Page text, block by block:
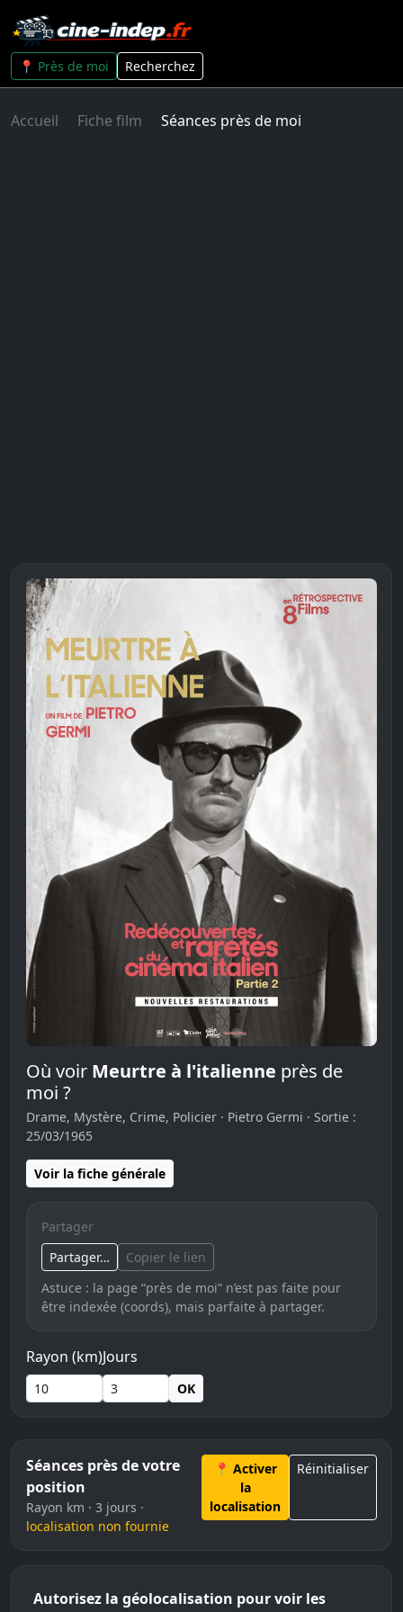
📍 Près de moi Recherchez
Accueil Fiche film Séances près de moi
Où voir Meurtre à l'italienne près de
moi ?
Drame, Mystère, Crime, Policier · Pietro Germi · Sortie :
25/03/1965
Voir la fiche générale
Partager
Partager…
Copier le lien
Astuce : la page “près de moi” n’est pas faite pour
être indexée (coords), mais parfaite à partager.
Rayon (km)Jours
OK
Séances près de votre
position
Rayon km · 3 jours ·
localisation non fournie
📍 Activer
la
localisation
Réinitialiser
Autorisez la géolocalisation pour voir les